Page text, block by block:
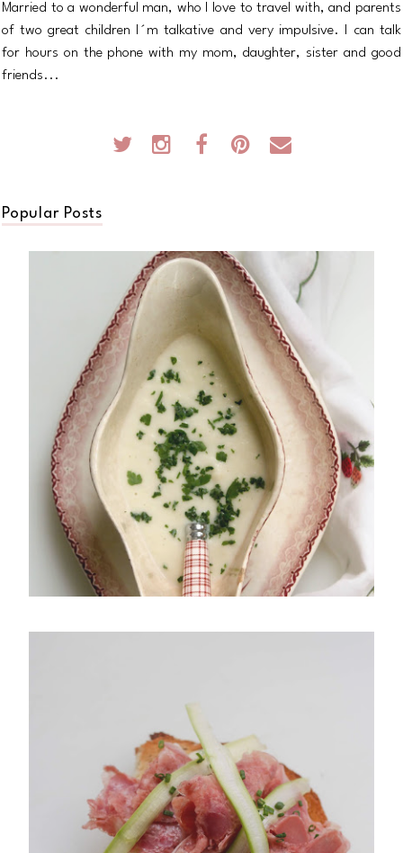
Married to a wonderful man, who I love to travel with, and parents
of two great children I´m talkative and very impulsive. I can talk
for hours on the phone with my mom, daughter, sister and good
friends...
Popular Posts